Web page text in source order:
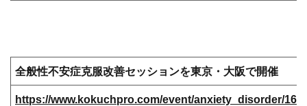
全般性不安症克服改善セッションを東京・大阪で開催
https://www.kokuchpro.com/event/anxiety_disorder/